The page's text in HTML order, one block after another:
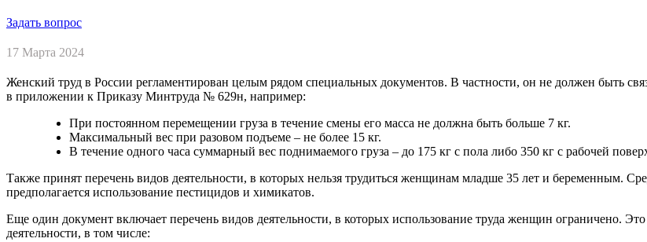
Задать вопрос
17 Марта 2024
Женский труд в России регламентирован целым рядом специальных документов. В частности, он не должен быть
в приложении к Приказу Минтруда № 629н, например:
При постоянном перемещении груза в течение смены его масса не должна быть больше 7 кг.
Максимальный вес при разовом подъеме – не более 15 кг.
В течение одного часа суммарный вес поднимаемого груза – до 175 кг с пола либо 350 кг с рабочей
Также принят перечень видов деятельности, в которых нельзя трудиться женщинам младше 35 лет и беременным.
предполагается использование пестицидов и химикатов.
Еще один документ включает перечень видов деятельности, в которых использование труда женщин ограничено.
деятельности, в том числе: